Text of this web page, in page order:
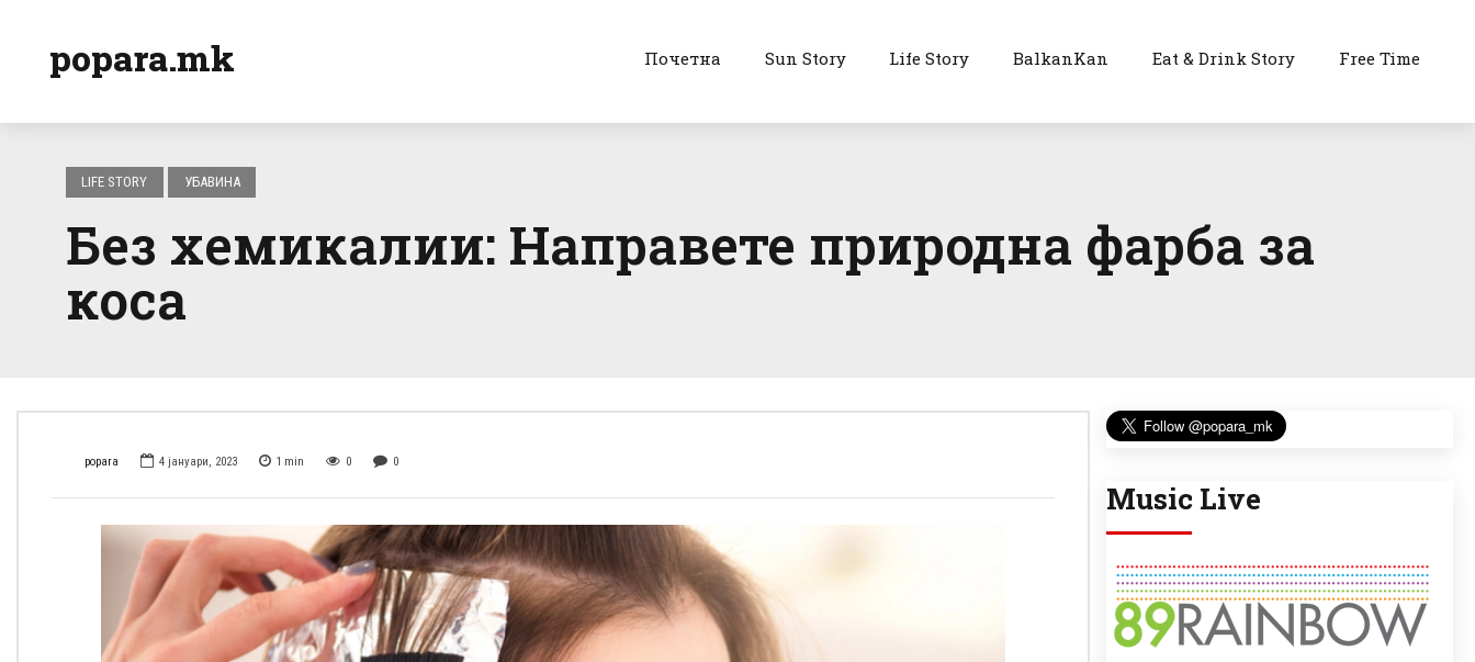
popara.mk Почетна Sun Story Life Story BalkanKan Eat & Drink Story Free Time
LIFE STORY УБАВИНА
Без хемикалии: Направете природна фарба за
коса
popara 4 јануари, 2023 1 min 0 0
Music Live